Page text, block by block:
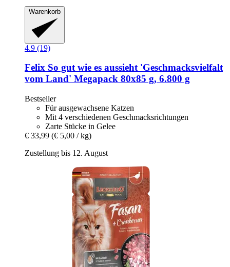
Warenkorb
4.9 (19)
Felix So gut wie es aussieht 'Geschmacksvielfalt
vom Land' Megapack 80x85 g, 6.800 g
Bestseller
Für ausgewachsene Katzen
Mit 4 verschiedenen Geschmacksrichtungen
Zarte Stücke in Gelee
€ 33,99 (€ 5,00 / kg)
Zustellung bis 12. August